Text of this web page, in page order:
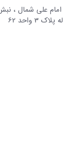
علی شمال ،
واحد 62